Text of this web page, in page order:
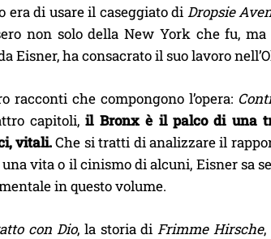
era di usare il caseggiato di Dropsie
non solo della New York che fu,
Eisner, ha consacrato il suo lavoro
che compongono l’opera:
capitoli, il Bronx è il palco di una
vitali.Che si tratti di analizzare il
vita o il cinismo di alcuni, Eisner sa
in questo volume.
con Dio, la storia diFrimme Hirsche